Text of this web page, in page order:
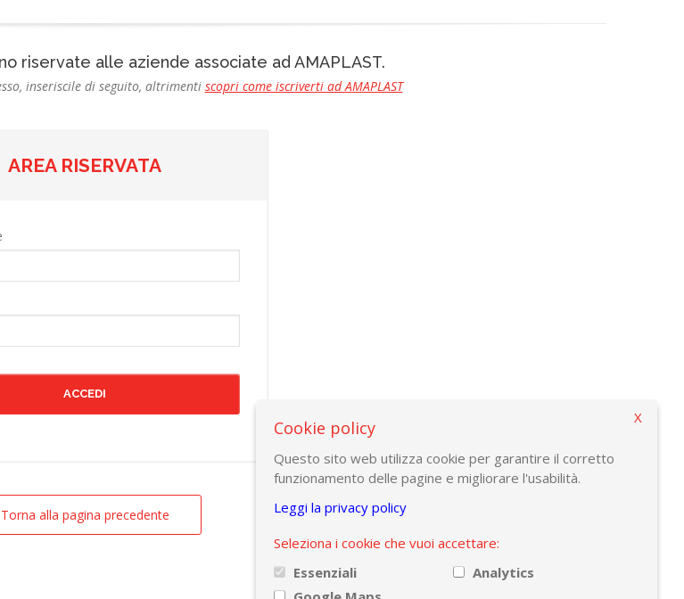
riservate alle aziende associate ad AMAPLAST.
inseriscile di seguito, altrimenti scopri come iscriverti ad AMAPLAST
AREA RISERVATA
Torna alla pagina precedente
Cookie policy
Questo sito web utilizza cookie per garantire il corretto
funzionamento delle pagine e migliorare l'usabilità.
Leggi la privacy policy
Seleziona i cookie che vuoi accettare:
Essenziali
Analytics
X